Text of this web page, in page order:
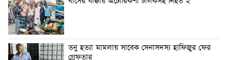
তনু হত্যা মামলায় সাবেক সেনাসদস্য হাফিজুর ফের
গ্রেফতার